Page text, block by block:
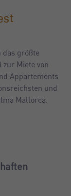
das größte
Miete von
Appartements
und
Mallorca.